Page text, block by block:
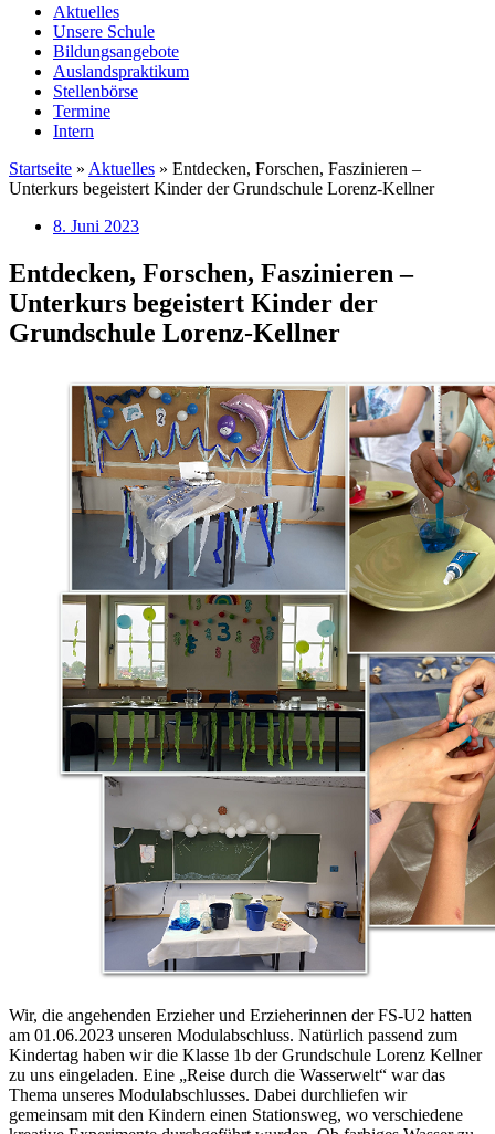
Aktuelles
Unsere Schule
Bildungsangebote
Auslandspraktikum
Stellenbörse
Termine
Intern
Startseite » Aktuelles » Entdecken, Forschen, Faszinieren –
Unterkurs begeistert Kinder der Grundschule Lorenz-Kellner
8. Juni 2023
Entdecken, Forschen, Faszinieren –
Unterkurs begeistert Kinder der
Grundschule Lorenz-Kellner
Wir, die angehenden Erzieher und Erzieherinnen der FS-U2 hatten
am 01.06.2023 unseren Modulabschluss. Natürlich passend zum
Kindertag haben wir die Klasse 1b der Grundschule Lorenz Kellner
zu uns eingeladen. Eine „Reise durch die Wasserwelt“ war das
Thema unseres Modulabschlusses. Dabei durchliefen wir
gemeinsam mit den Kindern einen Stationsweg, wo verschiedene